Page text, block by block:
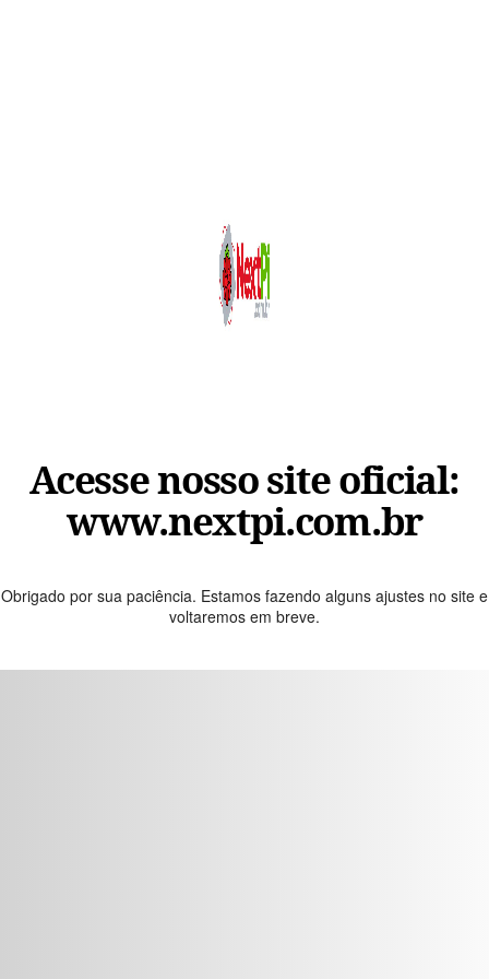
Acesse nosso site oficial:
www.nextpi.com.br
Obrigado por sua paciência. Estamos fazendo alguns ajustes no site e
voltaremos em breve.